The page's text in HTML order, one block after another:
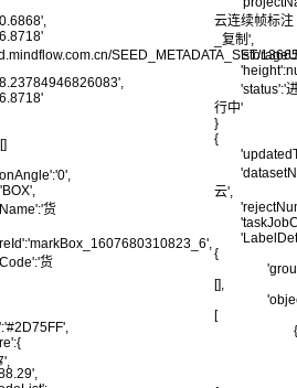
SEED_METADATA_SET/
货
货
云连续帧标注
_复制',
'status':'
行中'
}
{
云',
{
[],
[